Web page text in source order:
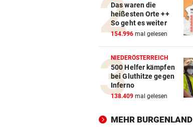
Das waren die
heißesten Orte ++
So geht es weiter
154.996 mal gelesen
NIEDERÖSTERREICH
500 Helfer kämpfen
bei Gluthitze gegen
Inferno
138.409 mal gelesen
MEHR BURGENLAND